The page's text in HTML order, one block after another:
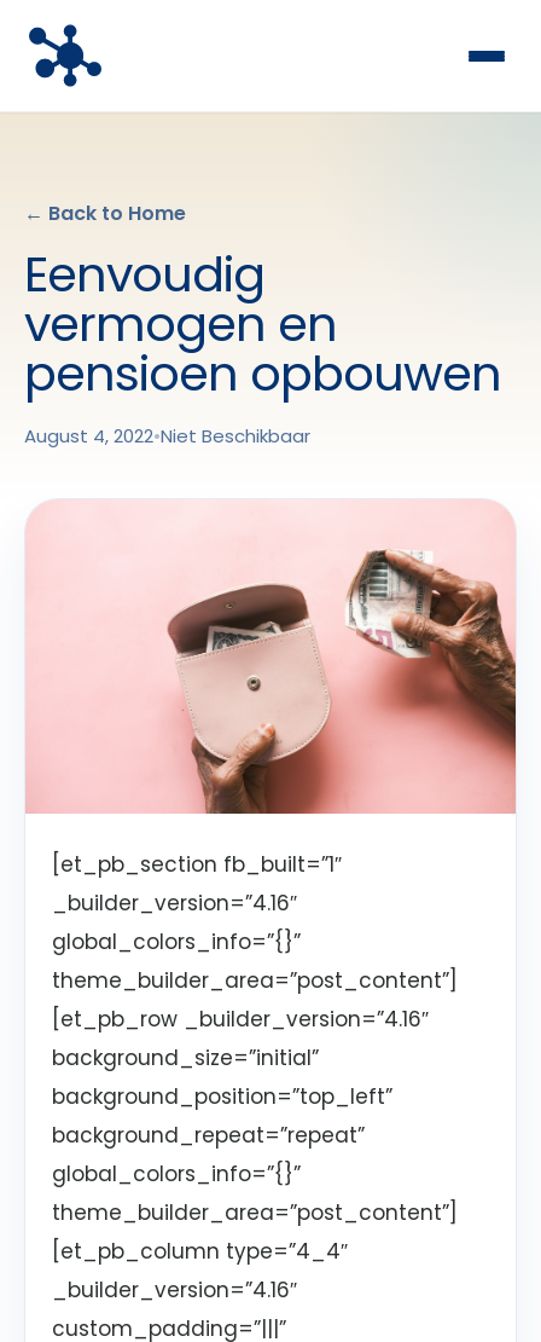
← Back to Home
Eenvoudig
vermogen en
pensioen opbouwen
August 4, 2022•Niet Beschikbaar
[et_pb_section fb_built=”1″
_builder_version=”4.16″
global_colors_info=”{}”
theme_builder_area=”post_content”]
[et_pb_row _builder_version=”4.16″
background_size=”initial”
background_position=”top_left”
background_repeat=”repeat”
global_colors_info=”{}”
theme_builder_area=”post_content”]
[et_pb_column type=”4_4″
_builder_version=”4.16″
custom_padding=”|||”